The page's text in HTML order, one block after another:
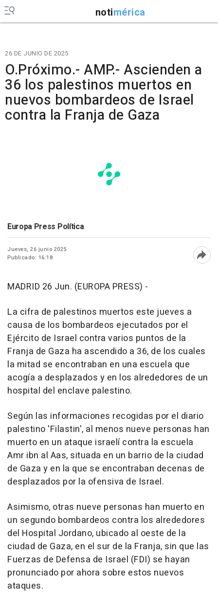
notimérica
26 DE JUNIO DE 2025
O.Próximo.- AMP.- Ascienden a
36 los palestinos muertos en
nuevos bombardeos de Israel
contra la Franja de Gaza
Europa Press Política
Jueves, 26 junio 2025
Publicado: 16:18
MADRID 26 Jun. (EUROPA PRESS) -
La cifra de palestinos muertos este jueves a
causa de los bombardeos ejecutados por el
Ejército de Israel contra varios puntos de la
Franja de Gaza ha ascendido a 36, de los cuales
la mitad se encontraban en una escuela que
acogía a desplazados y en los alrededores de un
hospital del enclave palestino.
Según las informaciones recogidas por el diario
palestino 'Filastin', al menos nueve personas han
muerto en un ataque israelí contra la escuela
Amr ibn al Aas, situada en un barrio de la ciudad
de Gaza y en la que se encontraban decenas de
desplazados por la ofensiva de Israel.
Asimismo, otras nueve personas han muerto en
un segundo bombardeos contra los alrededores
del Hospital Jordano, ubicado al oeste de la
ciudad de Gaza, en el sur de la Franja, sin que las
Fuerzas de Defensa de Israel (FDI) se hayan
pronunciado por ahora sobre estos nuevos
ataques.